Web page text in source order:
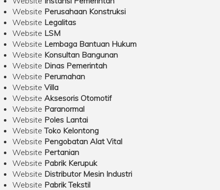
Website Perusahaan Konstruksi
Website Legalitas
Website LSM
Website Lembaga Bantuan Hukum
Website Konsultan Bangunan
Website Dinas Pemerintah
Website Perumahan
Website Villa
Website Aksesoris Otomotif
Website Paranormal
Website Poles Lantai
WebsiteToko Kelontong
Website Pengobatan Alat Vital
Website Pertanian
Website Pabrik Kerupuk
Website Distributor Mesin Industri
Website Pabrik Tekstil